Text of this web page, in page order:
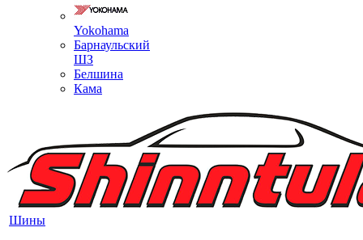
Yokohama
Барнаульский
ШЗ
Белшина
Кама
Шины